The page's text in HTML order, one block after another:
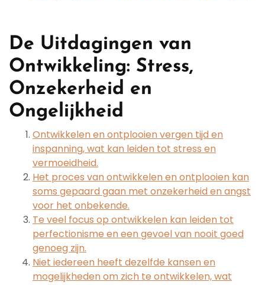
De Uitdagingen van
Ontwikkeling: Stress,
Onzekerheid en
Ongelijkheid
Ontwikkelen en ontplooien vergen tijd en
inspanning, wat kan leiden tot stress en
vermoeidheid.
Het proces van ontwikkelen en ontplooien kan
soms gepaard gaan met onzekerheid en angst
voor het onbekende.
Te veel focus op ontwikkelen kan leiden tot
perfectionisme en een gevoel van nooit goed
genoeg zijn.
Niet iedereen heeft dezelfde kansen en
mogelijkheden om zich te ontwikkelen, wat